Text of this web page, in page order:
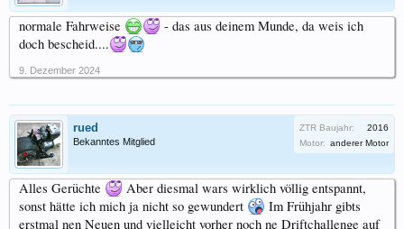
normale Fahrweise
- das aus deinem Munde, da weis ich
doch bescheid....
9. Dezember 2024
rued
Bekanntes Mitglied
ZTR Baujahr:
2016
Motor: anderer Motor
Alles Gerüchte
Aber diesmal wars wirklich völlig entspannt,
sonst hätte ich mich ja nicht so gewundert
Im Frühjahr gibts
erstmal nen Neuen und vielleicht vorher noch ne Driftchallenge auf